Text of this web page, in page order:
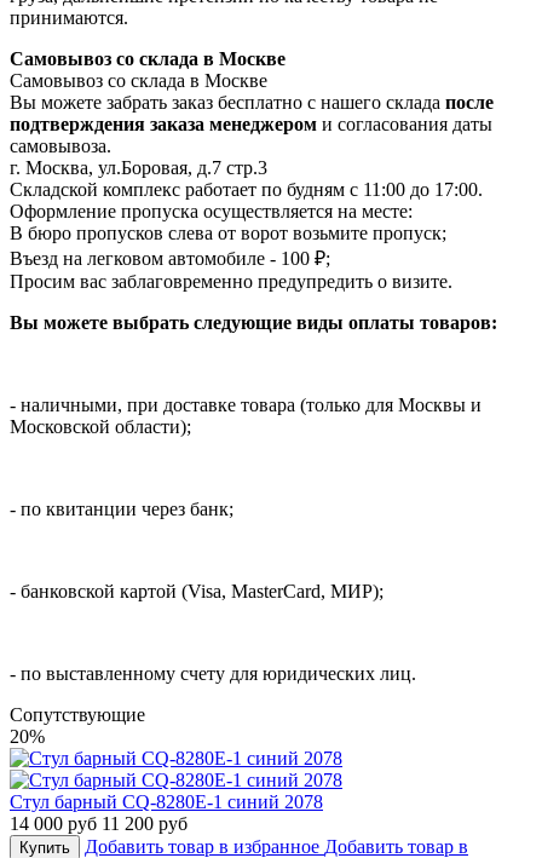
принимаются.
Самовывоз со склада в Москве
Самовывоз со склада в Москве
Вы можете забрать заказ бесплатно с нашего склада после
подтверждения заказа менеджером и согласования даты
самовывоза.
г. Москва, ул.Боровая, д.7 стр.3
Складской комплекс работает по будням с 11:00 до 17:00.
Оформление пропуска осуществляется на месте:
В бюро пропусков слева от ворот возьмите пропуск;
Въезд на легковом автомобиле - 100 ₽;
Просим вас заблаговременно предупредить о визите.
Вы можете выбрать следующие виды оплаты товаров:
- наличными, при доставке товара (только для Москвы и
Московской области);
- по квитанции через банк;
- банковской картой (Visa, MasterCard, МИР);
- по выставленному счету для юридических лиц.
Cопутствующие
20%
Стул барный CQ-8280E-1 синий 2078
14 000 руб 11 200 руб
Купить Добавить товар в избранное Добавить товар в